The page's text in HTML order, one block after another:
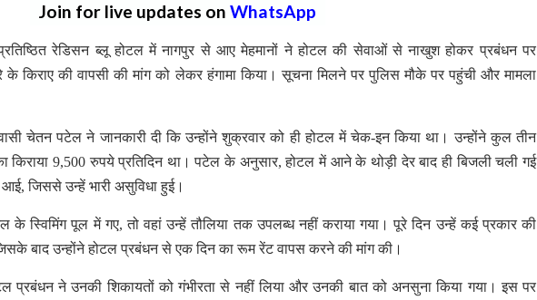
Join for live updates on WhatsApp
रेडिसन ब्लू होटल में नागपुर से आए मेहमानों ने होटल की सेवाओं से नाखुश होकर प्रबंधन पर
किराए की वापसी की मांग को लेकर हंगामा किया। सूचना मिलने पर पुलिस मौके पर पहुंची और मामला
चेतन पटेल ने जानकारी दी कि उन्होंने शुक्रवार को ही होटल में चेक-इन किया था। उन्होंने कुल तीन
9,500 रुपये प्रतिदिन था। पटेल के अनुसार, होटल में आने के थोड़ी देर बाद ही बिजली चली गई
जिससे उन्हें भारी असुविधा हुई।
के स्विमिंग पूल में गए, तो वहां उन्हें तौलिया तक उपलब्ध नहीं कराया गया। पूरे दिन उन्हें कई प्रकार की
बाद उन्होंने होटल प्रबंधन से एक दिन का रूम रेंट वापस करने की मांग की।
प्रबंधन ने उनकी शिकायतों को गंभीरता से नहीं लिया और उनकी बात को अनसुना किया गया। इस पर